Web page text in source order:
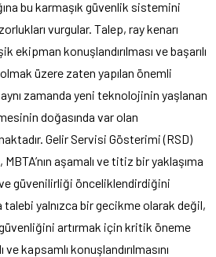
bu karmaşık güvenlik sistemini
vurgular. Talep, ray kenarı
ekipman konuşlandırılması ve başarılı
üzere zaten yapılan önemli
zamanda yeni teknolojinin yaşlanan
doğasında var olan
Gelir Servisi Gösterimi (RSD)
aşamalı ve titiz bir yaklaşıma
ve güvenilirliği önceliklendirdiğini
yalnızca bir gecikme olarak değil,
artırmak için kritik öneme
kapsamlı konuşlandırılmasını